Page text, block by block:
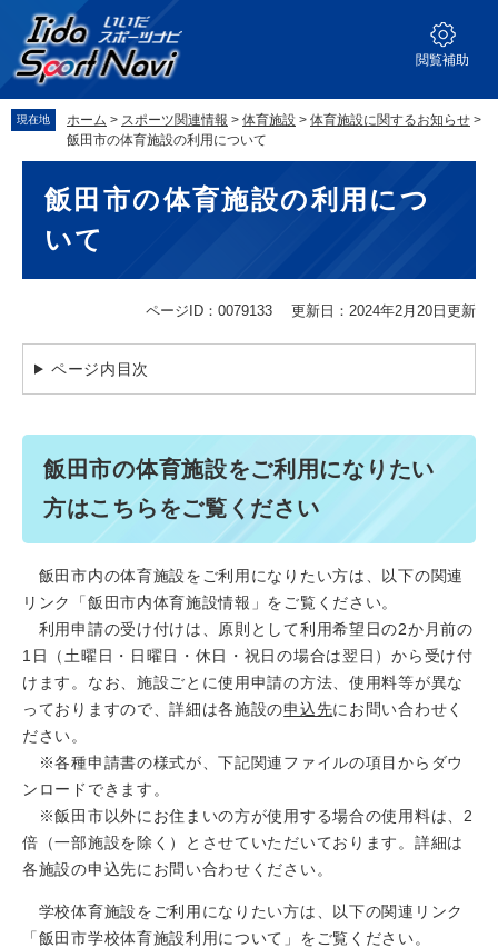
の
先
頭
ー
を
飛
閲覧補助
現在地 ホーム > スポーツ関連情報 > 体育施設 > 体育施設に関するお知らせ >
飯田市の体育施設の利用について
飯田市の体育施設の利用につ
いて
ページID：0079133 更新日：2024年2月20日更新
ページ内目次
飯田市の体育施設をご利用になりたい
方はこちらをご覧ください
飯田市内の体育施設をご利用になりたい方は、以下の関連
リンク「飯田市内体育施設情報」をご覧ください。
利用申請の受け付けは、原則として利用希望日の2か月前の
1日（土曜日・日曜日・休日・祝日の場合は翌日）から受け付
けます。なお、施設ごとに使用申請の方法、使用料等が異な
っておりますので、詳細は各施設の申込先にお問い合わせく
ださい。
※各種申請書の様式が、下記関連ファイルの項目からダウ
ンロードできます。
※飯田市以外にお住まいの方が使用する場合の使用料は、2
倍（一部施設を除く）とさせていただいております。詳細は
各施設の申込先にお問い合わせください。
学校体育施設をご利用になりたい方は、以下の関連リンク
「飯田市学校体育施設利用について」をご覧ください。